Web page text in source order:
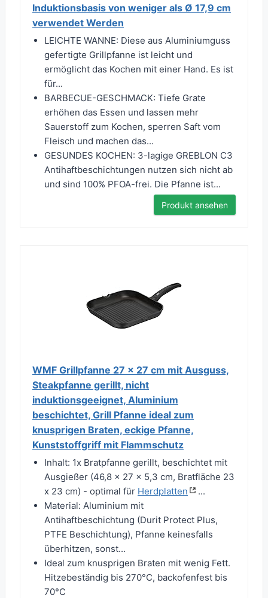
Induktionsbasis von weniger als Ø 17,9 cm
verwendet Werden
LEICHTE WANNE: Diese aus Aluminiumguss
gefertigte Grillpfanne ist leicht und
ermöglicht das Kochen mit einer Hand. Es ist
für...
BARBECUE-GESCHMACK: Tiefe Grate
erhöhen das Essen und lassen mehr
Sauerstoff zum Kochen, sperren Saft vom
Fleisch und machen das...
GESUNDES KOCHEN: 3-lagige GREBLON C3
Antihaftbeschichtungen nutzen sich nicht ab
und sind 100% PFOA-frei. Die Pfanne ist...
Produkt ansehen
WMF Grillpfanne 27 x 27 cm mit Ausguss,
Steakpfanne gerillt, nicht
induktionsgeeignet, Aluminium
beschichtet, Grill Pfanne ideal zum
knusprigen Braten, eckige Pfanne,
Kunststoffgriff mit Flammschutz
Inhalt: 1x Bratpfanne gerillt, beschichtet mit
Ausgießer (46,8 x 27 x 5,3 cm, Bratfläche 23
x 23 cm) - optimal für Herdplatten
...
Material: Aluminium mit
Antihaftbeschichtung (Durit Protect Plus,
PTFE Beschichtung), Pfanne keinesfalls
überhitzen, sonst...
Ideal zum knusprigen Braten mit wenig Fett.
Hitzebeständig bis 270°C, backofenfest bis
70°C